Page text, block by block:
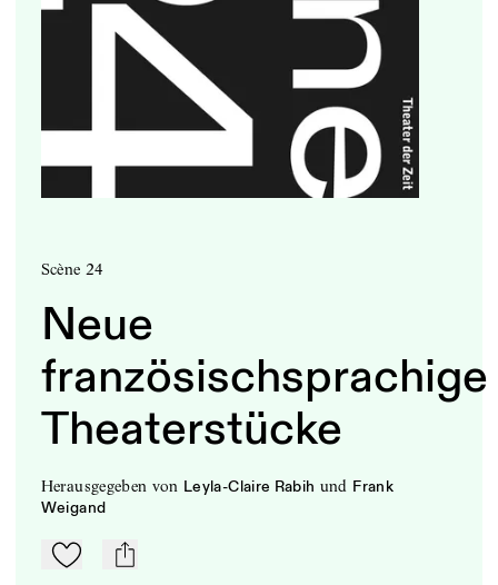
Scène 24
Neue
französischsprachige
Theaterstücke
herausgegeben von Leyla-Claire Rabih und Frank
Weigand
Zu Mein-TdZ hinzufügen
mail